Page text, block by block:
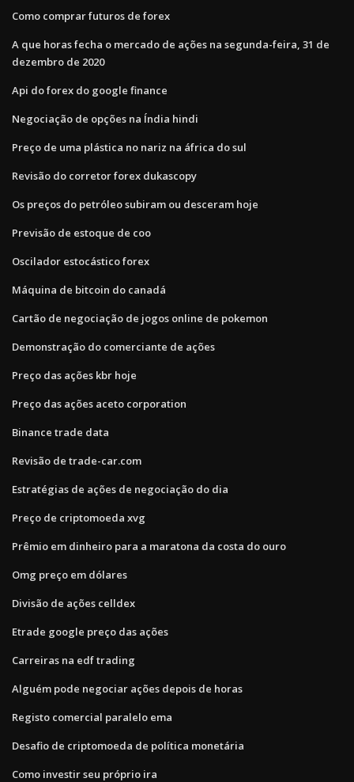
Como comprar futuros de forex
A que horas fecha o mercado de ações na segunda-feira, 31 de
dezembro de 2020
Api do forex do google finance
Negociação de opções na Índia hindi
Preço de uma plástica no nariz na áfrica do sul
Revisão do corretor forex dukascopy
Os preços do petróleo subiram ou desceram hoje
Previsão de estoque de coo
Oscilador estocástico forex
Máquina de bitcoin do canadá
Cartão de negociação de jogos online de pokemon
Demonstração do comerciante de ações
Preço das ações kbr hoje
Preço das ações aceto corporation
Binance trade data
Revisão de trade-car.com
Estratégias de ações de negociação do dia
Preço de criptomoeda xvg
Prêmio em dinheiro para a maratona da costa do ouro
Omg preço em dólares
Divisão de ações celldex
Etrade google preço das ações
Carreiras na edf trading
Alguém pode negociar ações depois de horas
Registo comercial paralelo ema
Desafio de criptomoeda de política monetária
Como investir seu próprio ira